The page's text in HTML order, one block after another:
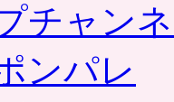
チャン
ンパレ